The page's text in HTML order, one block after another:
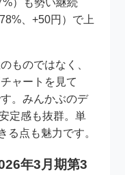
）も勢い継続
、+50円）で上
ものではなく、
ャートを見て
。みんかぶのデ
定感も抜群。単
る点も魅力です。
年3月期第3